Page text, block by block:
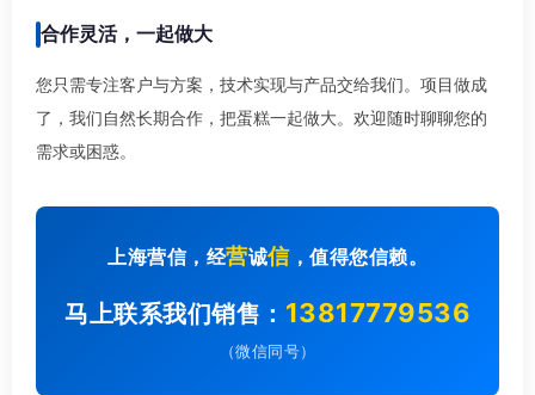
合作灵活，一起做大
您只需专注客户与方案，技术实现与产品交给我们。项目做成
了，我们自然长期合作，把蛋糕一起做大。欢迎随时聊聊您的
需求或困惑。
上海营信，经营诚信，值得您信赖。
马上联系我们销售： 13817779536
（微信同号）